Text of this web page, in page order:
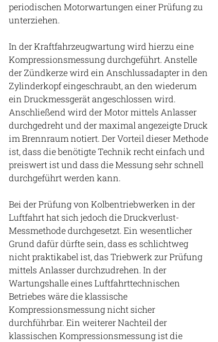
periodischen Motorwartungen einer Prüfung zu
unterziehen.
In der Kraftfahrzeugwartung wird hierzu eine
Kompressionsmessung durchgeführt. Anstelle
der Zündkerze wird ein Anschlussadapter in den
Zylinderkopf eingeschraubt, an den wiederum
ein Druckmessgerät angeschlossen wird.
Anschließend wird der Motor mittels Anlasser
durchgedreht und der maximal angezeigte Druck
im Brennraum notiert. Der Vorteil dieser Methode
ist, dass die benötigte Technik recht einfach und
preiswert ist und dass die Messung sehr schnell
durchgeführt werden kann.
Bei der Prüfung von Kolbentriebwerken in der
Luftfahrt hat sich jedoch die Druckverlust-
Messmethode durchgesetzt. Ein wesentlicher
Grund dafür dürfte sein, dass es schlichtweg
nicht praktikabel ist, das Triebwerk zur Prüfung
mittels Anlasser durchzudrehen. In der
Wartungshalle eines Luftfahrttechnischen
Betriebes wäre die klassische
Kompressionsmessung nicht sicher
durchführbar. Ein weiterer Nachteil der
klassischen Kompressionsmessung ist die